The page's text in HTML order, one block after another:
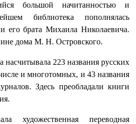
большой начитанностью и
библиотека пополнялась
его брата Михаила Николаевича.
дома М. Н. Островского.
насчитывала 223 названия русских
и многотомных, и 43 названия
Здесь преобладали книги
художественная переводная